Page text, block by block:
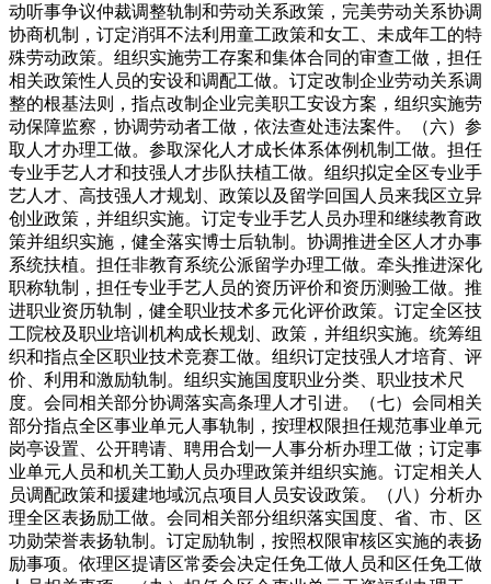
动听事争议仲裁调整轨制和劳动关系政策，完美劳动关系协调
协商机制，订定消弭不法利用童工政策和女工、未成年工的特
殊劳动政策。组织实施劳工存案和集体合同的审查工做，担任
相关政策性人员的安设和调配工做。订定改制企业劳动关系调
整的根基法则，指点改制企业完美职工安设方案，组织实施劳
动保障监察，协调劳动者工做，依法查处违法案件。（六）参
取人才办理工做。参取深化人才成长体系体例机制工做。担任
专业手艺人才和技强人才步队扶植工做。组织拟定全区专业手
艺人才、高技强人才规划、政策以及留学回国人员来我区立异
创业政策，并组织实施。订定专业手艺人员办理和继续教育政
策并组织实施，健全落实博士后轨制。协调推进全区人才办事
系统扶植。担任非教育系统公派留学办理工做。牵头推进深化
职称轨制，担任专业手艺人员的资历评价和资历测验工做。推
进职业资历轨制，健全职业技术多元化评价政策。订定全区技
工院校及职业培训机构成长规划、政策，并组织实施。统筹组
织和指点全区职业技术竞赛工做。组织订定技强人才培育、评
价、利用和激励轨制。组织实施国度职业分类、职业技术尺
度。会同相关部分协调落实高条理人才引进。（七）会同相关
部分指点全区事业单元人事轨制，按理权限担任规范事业单元
岗亭设置、公开聘请、聘用合划一人事分析办理工做；订定事
业单元人员和机关工勤人员办理政策并组织实施。订定相关人
员调配政策和援建地域沉点项目人员安设政策。（八）分析办
理全区表扬励工做。会同相关部分组织落实国度、省、市、区
功勋荣誉表扬轨制。订定励轨制，按照权限审核区实施的表扬
励事项。依理区提请区常委会决定任免工做人员和区任免工做